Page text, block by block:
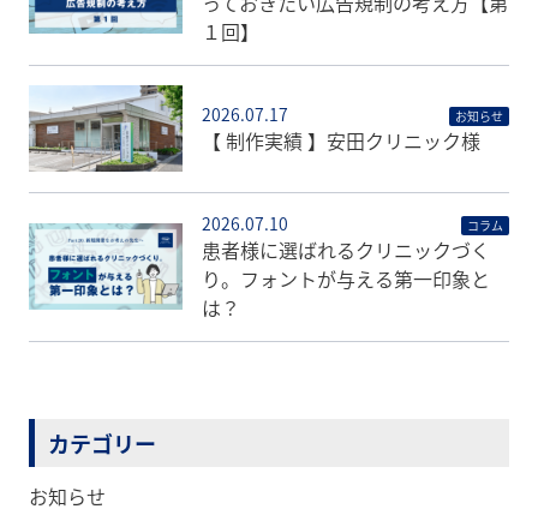
１回】
2026.07.17 お知らせ
【 制作実績 】安田クリニック様
2026.07.10 コラム
患者様に選ばれるクリニックづく
り。フォントが与える第一印象と
は？
カテゴリー
お知らせ